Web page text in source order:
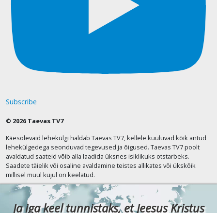
Subscribe
© 2026 Taevas TV7
Käesolevaid lehekülgi haldab Taevas TV7, kellele kuuluvad kõik antud
lehekülgedega seonduvad tegevused ja õigused. Taevas TV7 poolt
avaldatud saateid võib alla laadida üksnes isiklikuks otstarbeks.
Saadete täielik või osaline avaldamine teistes allikates või ükskõik
millisel muul kujul on keelatud.
Ja iga keel tunnistaks, et Jeesus Kristus